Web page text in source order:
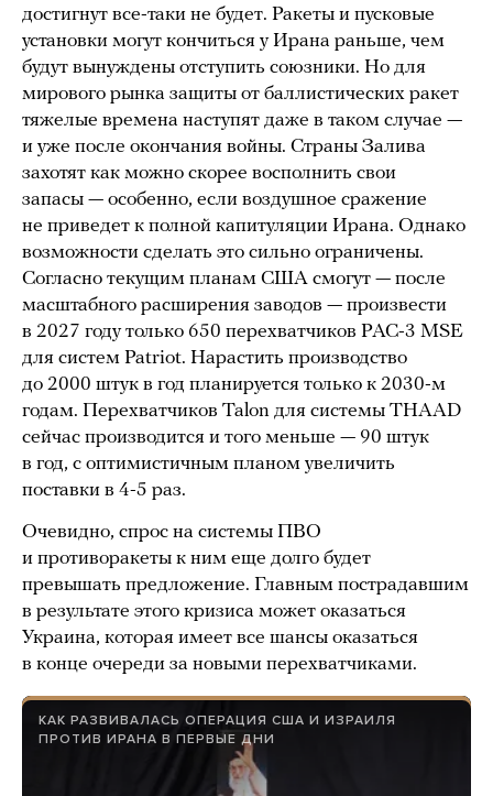
достигнут все-таки не будет. Ракеты и пусковые
установки могут кончиться у Ирана раньше, чем
будут вынуждены отступить союзники. Но для
мирового рынка защиты от баллистических ракет
тяжелые времена наступят даже в таком случае —
и уже после окончания войны. Страны Залива
захотят как можно скорее восполнить свои
запасы — особенно, если воздушное сражение
не приведет к полной капитуляции Ирана. Однако
возможности сделать это сильно ограничены.
Согласно текущим планам США смогут — после
масштабного расширения заводов — произвести
в 2027 году только 650 перехватчиков PAC-3 MSE
для систем Patriot. Нарастить производство
до 2000 штук в год планируется только к 2030-м
годам. Перехватчиков Talon для системы THAAD
сейчас производится и того меньше — 90 штук
в год, с оптимистичным планом увеличить
поставки в 4-5 раз.
Очевидно, спрос на системы ПВО
и противоракеты к ним еще долго будет
превышать предложение. Главным пострадавшим
в результате этого кризиса может оказаться
Украина, которая имеет все шансы оказаться
в конце очереди за новыми перехватчиками.
КАК РАЗВИВАЛАСЬ ОПЕРАЦИЯ США И ИЗРАИЛЯ
ПРОТИВ ИРАНА В ПЕРВЫЕ ДНИ